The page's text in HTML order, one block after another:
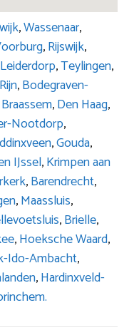
,Wassenaar,
,Rijswijk,
Leiderdorp,Teylingen,
,Bodegraven-
,Den Haag,
Nootdorp,
,Gouda,
IJssel,Krimpen aan
,Barendrecht,
,Maassluis,
,Brielle,
,Hoeksche Waard,
Ido-Ambacht,
,Hardinxveld-